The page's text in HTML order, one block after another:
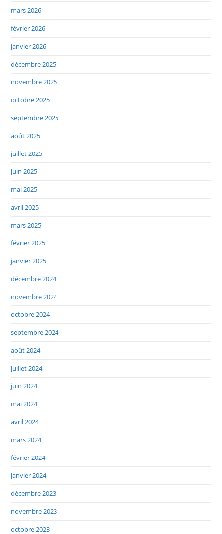
mars 2026
février 2026
janvier 2026
décembre 2025
novembre 2025
octobre 2025
septembre 2025
août 2025
juillet 2025
juin 2025
mai 2025
avril 2025
mars 2025
février 2025
janvier 2025
décembre 2024
novembre 2024
octobre 2024
septembre 2024
août 2024
juillet 2024
juin 2024
mai 2024
avril 2024
mars 2024
février 2024
janvier 2024
décembre 2023
novembre 2023
octobre 2023